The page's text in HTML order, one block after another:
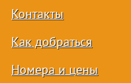
Контакты
Как добраться
Номера и цены